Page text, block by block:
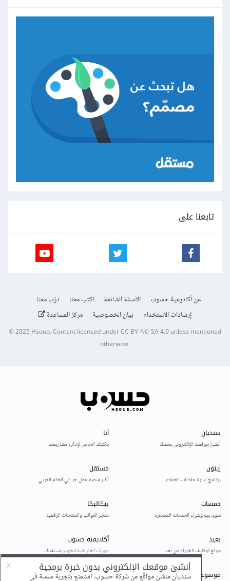
تابعنا على
عن أكاديمية حسوب الأسئلة الشائعة اكتب معنا
درّب معنا
إرشادات الاستخدام
بيان الخصوصية مركز المساعدة
© 2025Hsoub.Content licensed underCC BY-NC-SA 4.0unless mentioned
otherwise.